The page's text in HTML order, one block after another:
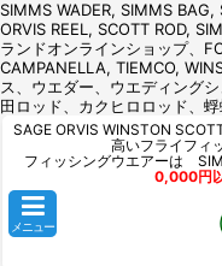
SIMMS WADER, SIMMS BAG,
ORVIS REEL, SCOTT ROD,
ランドオンラインショップ、
CAMPANELLA, TIEMCO,
ス、ウエダー、ウエディング
田ロッド、カクヒロロッド、蜉
SAGE ORVIS WINSTON
高いフライフィ
フィッシングウエアーは
0,000円
メニュー